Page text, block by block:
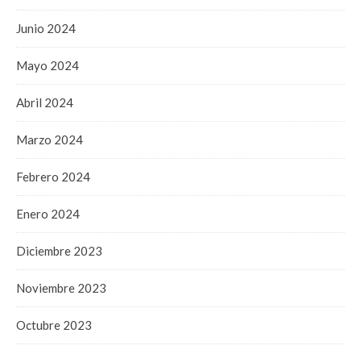
Junio 2024
Mayo 2024
Abril 2024
Marzo 2024
Febrero 2024
Enero 2024
Diciembre 2023
Noviembre 2023
Octubre 2023